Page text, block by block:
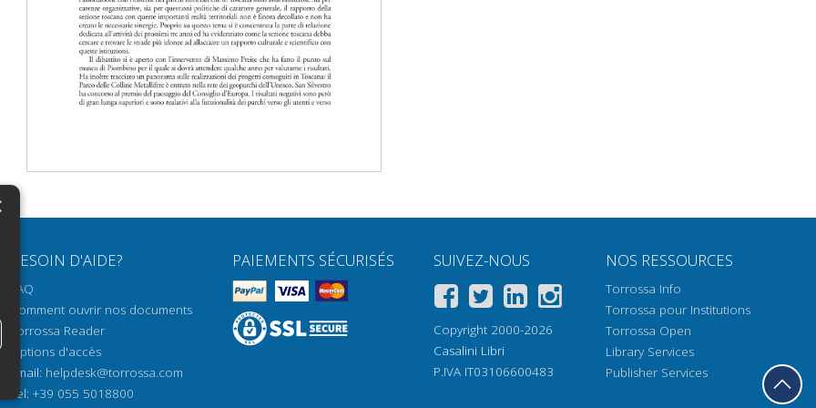
BESOIN D'AIDE?
FAQ
Comment ouvrir nos documents
Torrossa Reader
Options d'accès
Email: helpdesk@torrossa.com
Tel: +39 055 5018800
PAIEMENTS SÉCURISÉS SUIVEZ-NOUS
Copyright 2000-2026
Casalini Libri
P.IVA IT03106600483
NOS RESSOURCES
Torrossa Info
Torrossa pour Institutions
Torrossa Open
Library Services
Publisher Services